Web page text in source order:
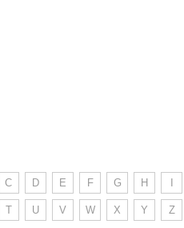
C D E F G H
T U V W X Y Z